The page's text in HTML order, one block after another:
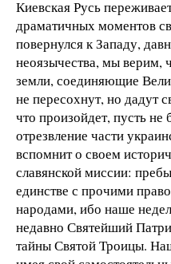
Киевская Русь
драматичных моментов
повернулся к Западу,
неоязычества, мы верим,
земли, соединяющие
не пересохнут, но дадут
что произойдет, пусть не
отрезвление части
вспомнит о своем
славянской миссии:
единстве с прочими
народами, ибо наше
недавно Святейший
тайны Святой Троицы.